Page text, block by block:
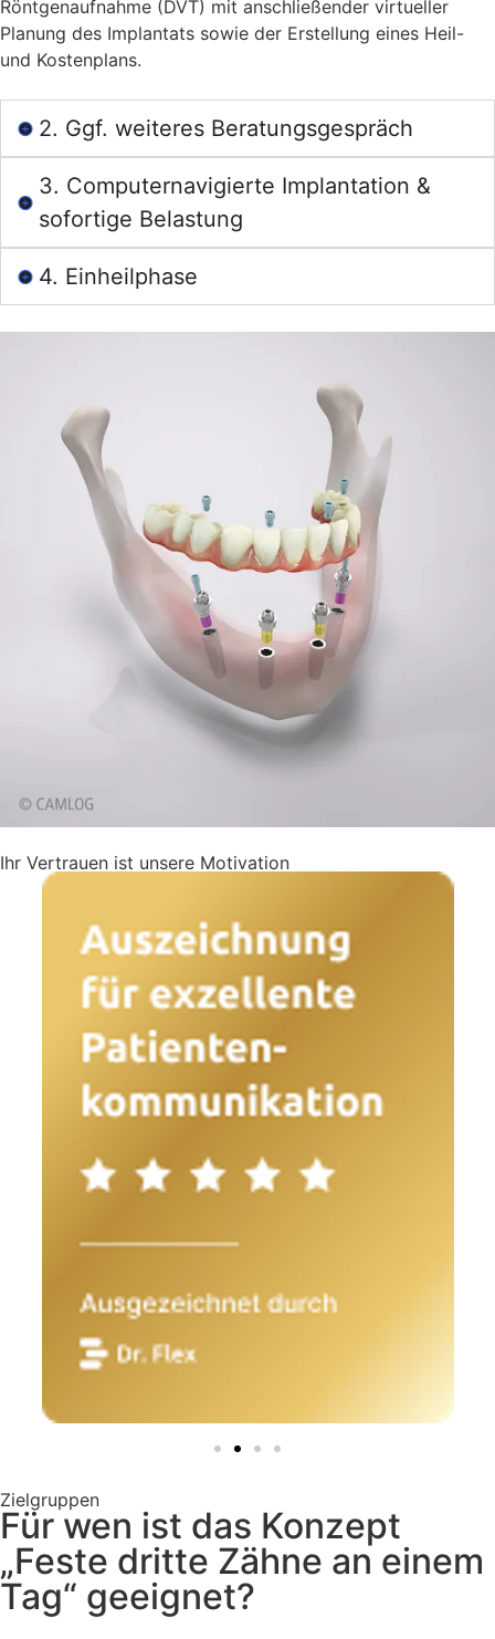
Röntgenaufnahme (DVT) mit anschließender virtueller
Planung des Implantats sowie der Erstellung eines Heil-
und Kostenplans.
2. Ggf. weiteres Beratungsgespräch
3. Computernavigierte Implantation &
sofortige Belastung
4. Einheilphase
Ihr Vertrauen ist unsere Motivation
Zielgruppen
Für wen ist das Konzept
„Feste dritte Zähne an einem
Tag“ geeignet?